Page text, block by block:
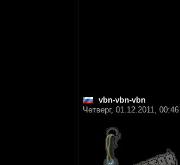
vbn-vbn-vbn
Четверг, 01.12.2011,